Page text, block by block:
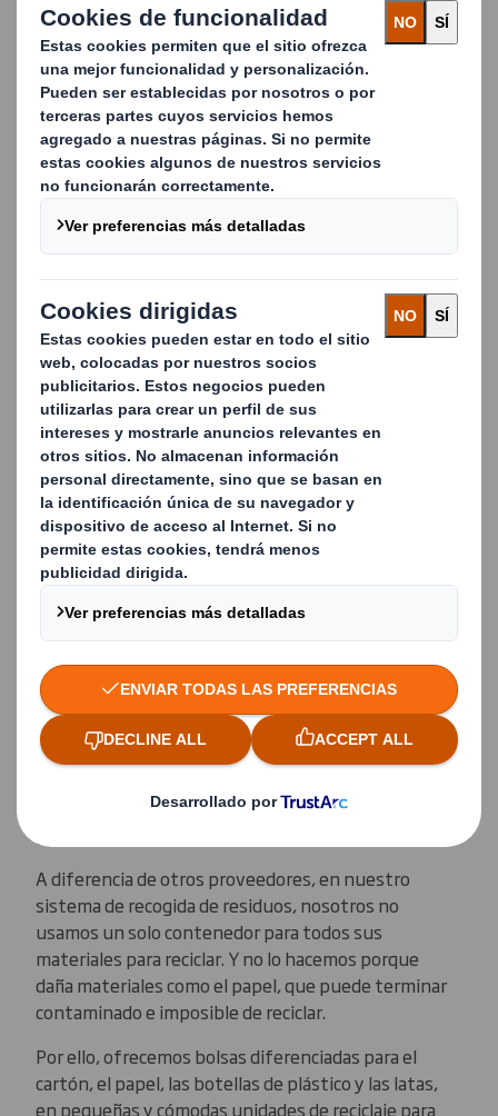
DS Smith es una empresa de reciclaje en España que
cree en «El poder de menos». Somos expertos en
ayudarle a obtener la máxima rentabilidad de su
reciclaje mediante la implementación de servicios que
reducen los costes, los residuos y las complejidades.
Trabajar con materiales
que se pueden reciclar
Trabajamos con dedicación para conseguir la máxima
calidad posible en el reciclaje, por lo que fomentamos
activamente la separación de materiales en origen,
siempre que sea posible. Aunque también
comprendemos que establecer procesos para lograrlo
puede constituir un reto en el caso de empresas más
pequeñas con espacios limitados.
Este es el motivo por el que nuestro servicio de
reciclaje mezcla de residuos secos le permite separar
los materiales en distintas bolsas que nosotros
recogemos en un único contenedor. También
usted de recoger estos materiales.
Servicio de reciclaje de
mezcla de residuos secos
A diferencia de otros proveedores, en nuestro
sistema de recogida de residuos, nosotros no
usamos un solo contenedor para todos sus
materiales para reciclar. Y no lo hacemos porque
daña materiales como el papel, que puede terminar
contaminado e imposible de reciclar.
Por ello, ofrecemos bolsas diferenciadas para el
cartón, el papel, las botellas de plástico y las latas,
en pequeñas y cómodas unidades de reciclaje para